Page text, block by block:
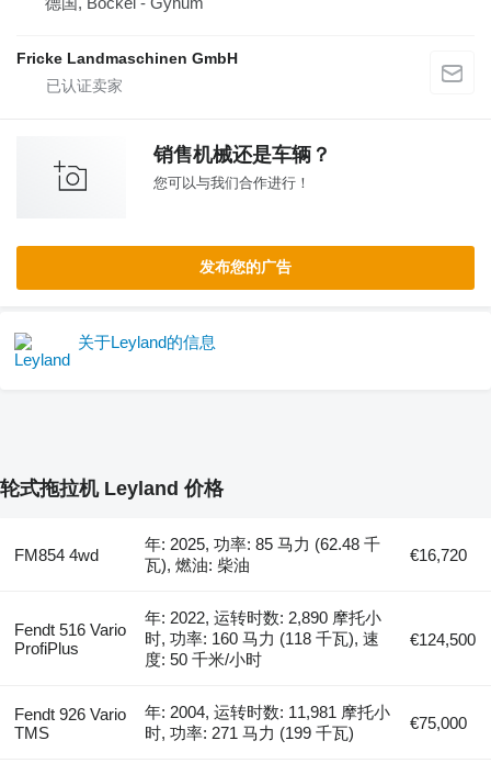
Fricke Landmaschinen GmbH
销售机械还是车辆？
您可以与我们合作进行！
发布您的广告
关于Leyland的信息
轮式拖拉机 Leyland 价格
FM854 4wd
年: 2025, 功率: 85 马力 (62.48 千
瓦), 燃油: 柴油
€16,720
Fendt 516 Vario
ProfiPlus
年: 2022, 运转时数: 2,890 摩托小
时, 功率: 160 马力 (118 千瓦), 速
度: 50 千米/小时
€124,500
Fendt 926 Vario
TMS
年: 2004, 运转时数: 11,981 摩托小
时, 功率: 271 马力 (199 千瓦)
€75,000